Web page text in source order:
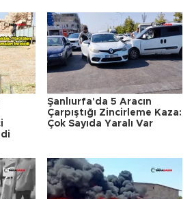
Şanlıurfa'da 5 Aracın
Çarpıştığı Zincirleme Kaza:
Çok Sayıda Yaralı Var